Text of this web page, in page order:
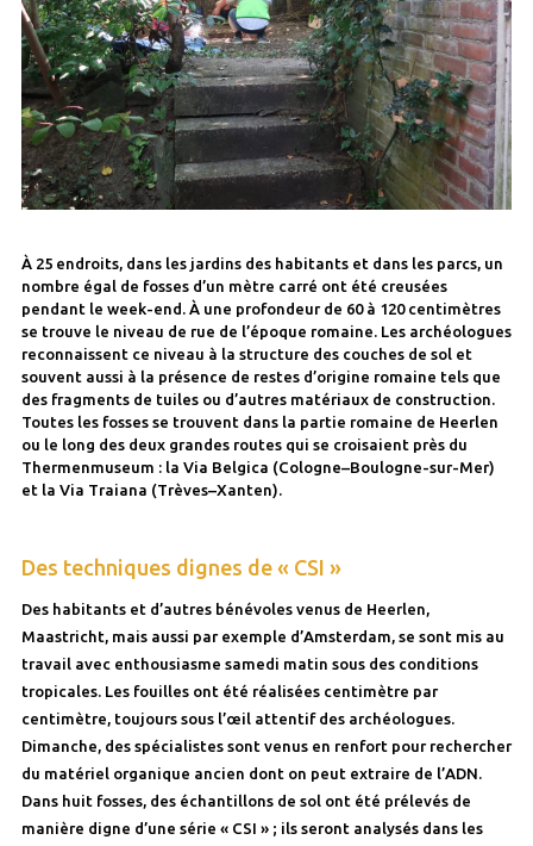
À 25 endroits, dans les jardins des habitants et dans les parcs, un
nombre égal de fosses d’un mètre carré ont été creusées
pendant le week-end. À une profondeur de 60 à 120 centimètres
se trouve le niveau de rue de l’époque romaine. Les archéologues
reconnaissent ce niveau à la structure des couches de sol et
souvent aussi à la présence de restes d’origine romaine tels que
des fragments de tuiles ou d’autres matériaux de construction.
Toutes les fosses se trouvent dans la partie romaine de Heerlen
ou le long des deux grandes routes qui se croisaient près du
Thermenmuseum : la Via Belgica (Cologne–Boulogne-sur-Mer)
et la Via Traiana (Trèves–Xanten).
Des techniques dignes de « CSI »
Des habitants et d’autres bénévoles venus de Heerlen,
Maastricht, mais aussi par exemple d’Amsterdam, se sont mis au
travail avec enthousiasme samedi matin sous des conditions
tropicales. Les fouilles ont été réalisées centimètre par
centimètre, toujours sous l’œil attentif des archéologues.
Dimanche, des spécialistes sont venus en renfort pour rechercher
du matériel organique ancien dont on peut extraire de l’ADN.
Dans huit fosses, des échantillons de sol ont été prélevés de
manière digne d’une série « CSI » ; ils seront analysés dans les